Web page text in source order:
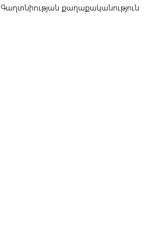
Գաղտնիության քաղաքականություն